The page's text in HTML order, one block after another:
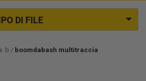
DI FILE
b boomdabash multitraccia